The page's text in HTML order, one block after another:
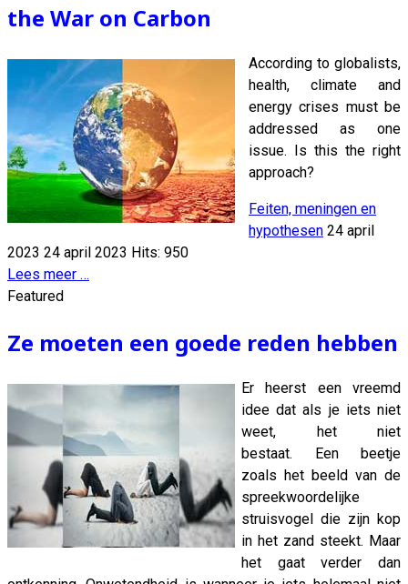
the War on Carbon
According to globalists,
health, climate and
energy crises must be
addressed as one
issue. Is this the right
approach?
Feiten, meningen en
hypothesen 24 april
2023 24 april 2023 Hits: 950
Lees meer …
Featured
Ze moeten een goede reden hebben
Er heerst een vreemd
idee dat als je iets niet
weet, het niet
bestaat. Een beetje
zoals het beeld van de
spreekwoordelijke
struisvogel die zijn kop
in het zand steekt. Maar
het gaat verder dan